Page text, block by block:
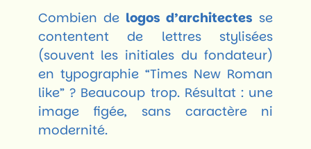
Combien de logos d’architectes se
contentent de lettres stylisées
(souvent les initiales du fondateur)
en typographie “Times New Roman
like” ? Beaucoup trop. Résultat : une
image figée, sans caractère ni
modernité.